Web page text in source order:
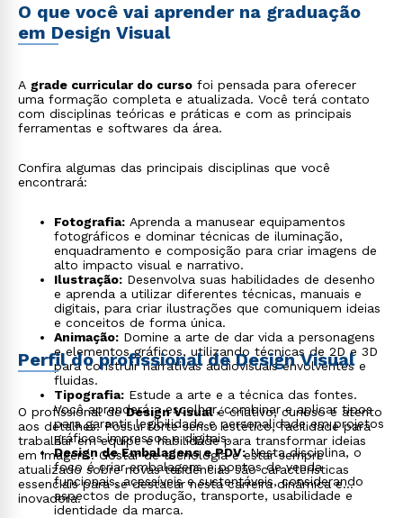
O que você vai aprender na graduação
em Design Visual
A grade curricular do curso foi pensada para oferecer
uma formação completa e atualizada. Você terá contato
com disciplinas teóricas e práticas e com as principais
ferramentas e softwares da área.
Confira algumas das principais disciplinas que você
encontrará:
Fotografia: Aprenda a manusear equipamentos
fotográficos e dominar técnicas de iluminação,
enquadramento e composição para criar imagens de
alto impacto visual e narrativo.
Ilustração: Desenvolva suas habilidades de desenho
e aprenda a utilizar diferentes técnicas, manuais e
digitais, para criar ilustrações que comuniquem ideias
e conceitos de forma única.
Animação: Domine a arte de dar vida a personagens
e elementos gráficos, utilizando técnicas de 2D e 3D
para construir narrativas audiovisuais envolventes e
fluidas.
Tipografia: Estude a arte e a técnica das fontes.
Você aprenderá a escolher, combinar e aplicar tipos
para garantir legibilidade e personalidade em projetos
gráficos impressos e digitais.
Design de Embalagens e PDV:Nesta disciplina, o
foco é criar embalagens e pontos de venda
funcionais, acessíveis e sustentáveis, considerando
aspectos de produção, transporte, usabilidade e
identidade da marca.
Perfil do profissional de Design Visual
O profissional deDesign Visualé criativo, curioso e atento
aos detalhes. Possui forte senso estético, facilidade para
trabalhar em equipe e habilidade para transformar ideias
em imagens. Gostar de tecnologia e estar sempre
atualizado sobre novas tendências são características
essenciais para se destacar nesta carreira dinâmica e
inovadora.